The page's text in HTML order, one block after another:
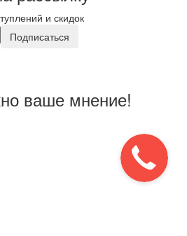
и скидок
Подписаться
ваше мнение!